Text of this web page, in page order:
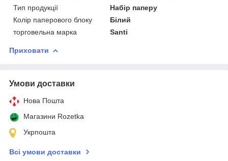
Тип продукції
Набір паперу
Колір паперового блоку
Білий
торговельна марка
Santi
Приховати
Умови доставки
Нова Пошта
Магазини Rozetka
Укрпошта
Всі умови доставки